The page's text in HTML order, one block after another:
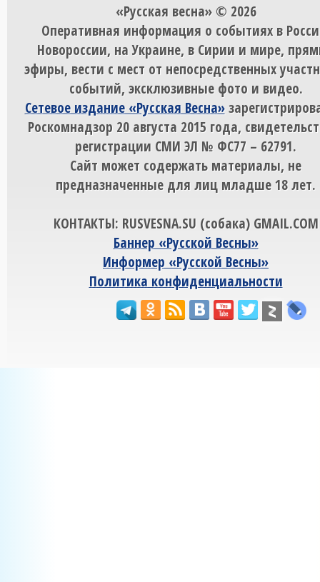
«Русская весна» © 2026
Оперативная информация о событиях в
Новороссии, на Украине, в Сирии и мире,
эфиры, вести с мест от непосредственных
событий, эксклюзивные фото и видео.
Сетевое издание «Русская Весна»
Роскомнадзор 20 августа 2015 года,
регистрации СМИ ЭЛ № ФС77 – 62791.
Сайт может содержать материалы, не
предназначенные для лиц младше 18 лет.
КОНТАКТЫ: RUSVESNA.SU (собака) GMAIL.COM
Баннер «Русской Весны»
Информер «Русской Весны»
Политика конфиденциальности